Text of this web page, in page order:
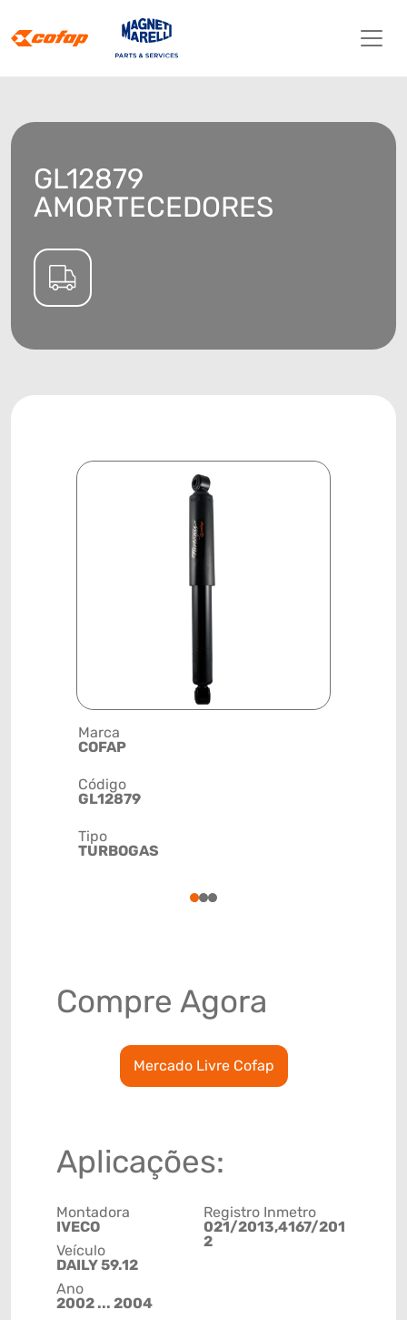
GL12879
AMORTECEDORES
Marca
COFAP
Código
GL12879
Tipo
TURBOGAS
123
Compre Agora
Mercado Livre Cofap
Aplicações:
Montadora
IVECO
Veículo
DAILY 59.12
Ano
2002 ... 2004
Registro Inmetro
021/2013,4167/201
2